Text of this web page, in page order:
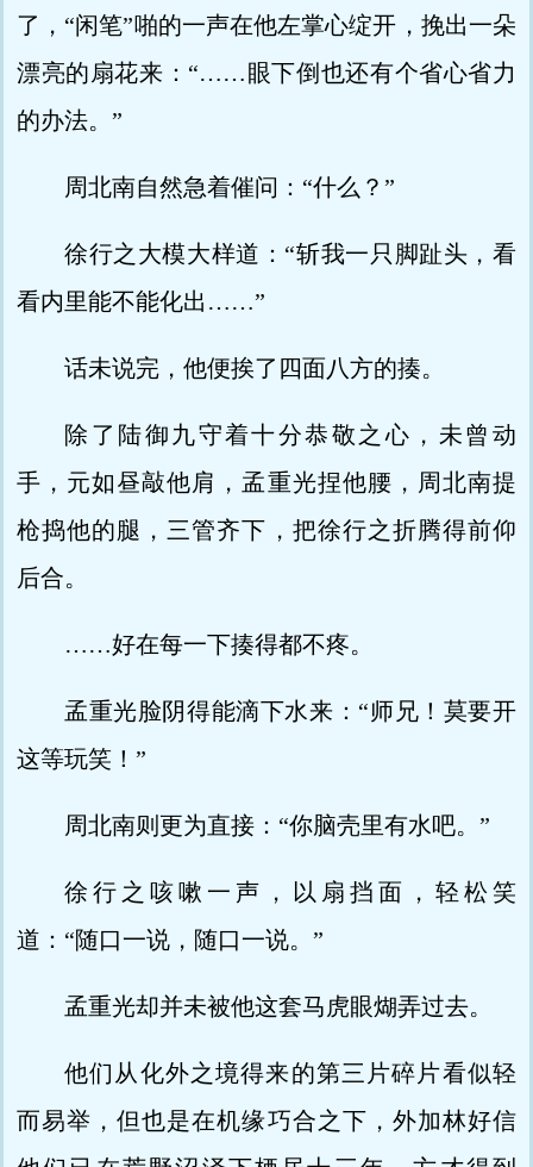
了，“闲笔”啪的一声在他左掌心绽开，挽出一朵
漂亮的扇花来：“……眼下倒也还有个省心省力
的办法。”
周北南自然急着催问：“什么？”
徐行之大模大样道：“斩我一只脚趾头，看
看内里能不能化出……”
话未说完，他便挨了四面八方的揍。
除了陆御九守着十分恭敬之心，未曾动
手，元如昼敲他肩，孟重光捏他腰，周北南提
枪捣他的腿，三管齐下，把徐行之折腾得前仰
后合。
……好在每一下揍得都不疼。
孟重光脸阴得能滴下水来：“师兄！莫要开
这等玩笑！”
周北南则更为直接：“你脑壳里有水吧。”
徐行之咳嗽一声，以扇挡面，轻松笑
道：“随口一说，随口一说。”
孟重光却并未被他这套马虎眼煳弄过去。
他们从化外之境得来的第三片碎片看似轻
而易举，但也是在机缘巧合之下，外加林好信